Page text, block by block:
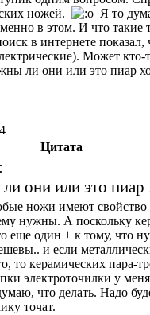
ножей.
Я то
в этом. И что такие
в интернете показал,
Может кто-
ли они или это пиар
Цитата
они или это пиар
ножи имеют свойство
нужны. А поскольку
еще один + к тому, что
и если
то керамических пара-
электроточилки у
что делать. Надо
точат.